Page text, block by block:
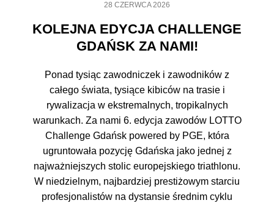
28 CZERWCA 2026
KOLEJNA EDYCJA CHALLENGE
GDAŃSK ZA NAMI!
Ponad tysiąc zawodniczek i zawodników z
całego świata, tysiące kibiców na trasie i
rywalizacja w ekstremalnych, tropikalnych
warunkach. Za nami 6. edycja zawodów LOTTO
Challenge Gdańsk powered by PGE, która
ugruntowała pozycję Gdańska jako jednej z
najważniejszych stolic europejskiego triathlonu.
W niedzielnym, najbardziej prestiżowym starciu
profesjonalistów na dystansie średnim cyklu